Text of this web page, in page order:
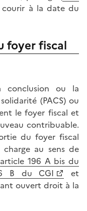
à la date du
foyer fiscal
conclusion ou la
(PACS) ou
le foyer fiscal et
contribuable.
du foyer fiscal
charge au sens de
article 196 A bis du
B du CGI
et
ouvert droit à la